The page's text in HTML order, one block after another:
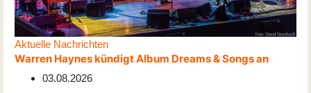
Aktuelle Nachrichten
Warren Haynes kündigt Album Dreams & Songs an
03.08.2026